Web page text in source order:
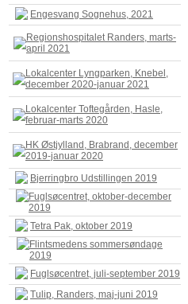
Engesvang Sognehus, 2021
Regionshospitalet Randers, marts-
april 2021
Lokalcenter Lyngparken, Knebel,
december 2020-januar 2021
Lokalcenter Toftegården, Hasle,
februar-marts 2020
HK Østjylland, Brabrand, december
2019-januar 2020
Bjerringbro Udstillingen 2019
Fuglsøcentret, oktober-december
2019
Tetra Pak, oktober 2019
Flintsmedens sommersøndage
2019
Fuglsøcentret, juli-september 2019
Tulip, Randers, maj-juni 2019